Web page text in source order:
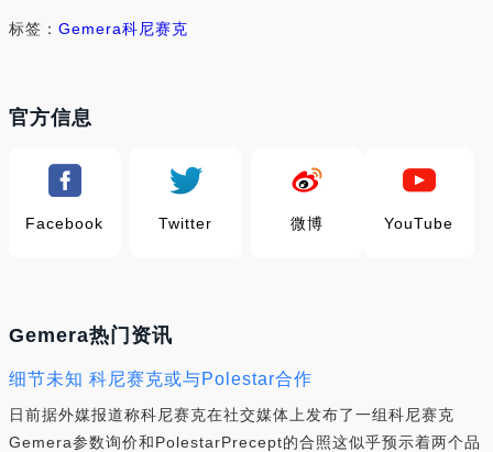
标签： Gemera科尼赛克
官方信息
Facebook Twitter 微博 YouTube
Gemera热门资讯
细节未知 科尼赛克或与Polestar合作
日前据外媒报道称科尼赛克在社交媒体上发布了一组科尼赛克
Gemera参数询价和PolestarPrecept的合照这似乎预示着两个品